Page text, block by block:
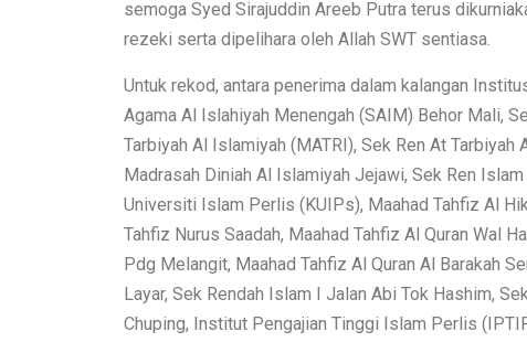
semoga Syed Sirajuddin Areeb Putra terus
rezeki serta dipelihara oleh Allah SWT sentiasa.
Untuk rekod, antara penerima dalam kalangan
Agama Al Islahiyah Menengah (SAIM) Behor Mali,
Tarbiyah Al Islamiyah (MATRI), Sek Ren At
Madrasah Diniah Al Islamiyah Jejawi, Sek Ren
Universiti Islam Perlis (KUIPs), Maahad Tahfiz Al
Tahfiz Nurus Saadah, Maahad Tahfiz Al Quran Wal
Pdg Melangit, Maahad Tahfiz Al Quran Al Barakah
Layar, Sek Rendah Islam I Jalan Abi Tok Hashim,
Chuping, Institut Pengajian Tinggi Islam Perlis